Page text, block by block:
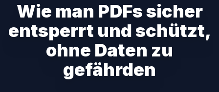
Wie man PDFs sicher
entsperrt und schützt,
ohne Daten zu
gefährden